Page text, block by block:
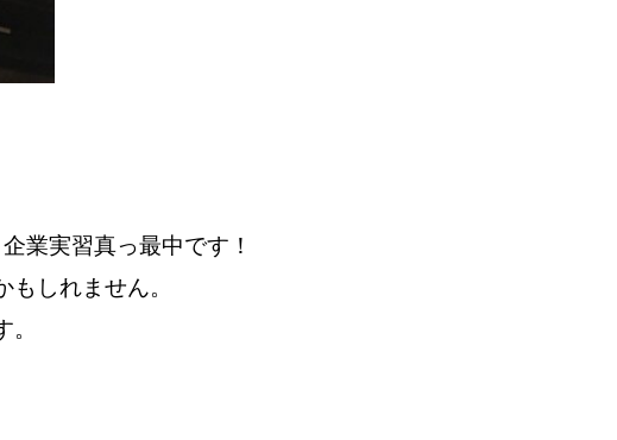
業実習真っ最中です！
しれません。